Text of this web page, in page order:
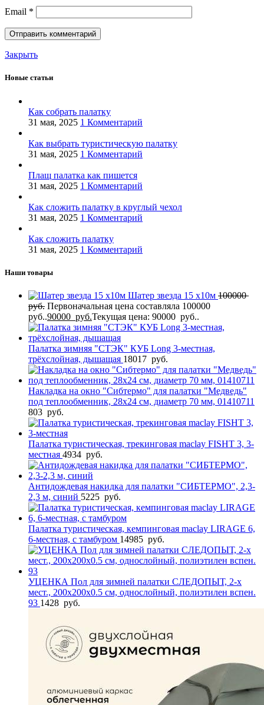
Email *
Закрыть
Новые статьи
Как собрать палатку
31 мая, 2025 1 Комментарий
Как выбрать туристическую палатку
31 мая, 2025 1 Комментарий
Плащ палатка как пишется
31 мая, 2025 1 Комментарий
Как сложить палатку в круглый чехол
31 мая, 2025 1 Комментарий
Как сложить палатку
31 мая, 2025 1 Комментарий
Наши товары
Шатер звезда 15 х10м 100000
руб. Первоначальная цена составляла 100000
руб..90000 руб.Текущая цена: 90000 руб..
Палатка зимняя "СТЭК" КУБ Long 3-местная,
трёхслойная, дышащая 18017 руб.
Накладка на окно "Сибтермо" для палатки "Медведь"
под теплообменник, 28х24 см, диаметр 70 мм, 01410711
803 руб.
Палатка туристическая, трекинговая maclay FISHT 3, 3-
местная 4934 руб.
Антидождевая накидка для палатки "СИБТЕРМО", 2,3-
2,3 м, синий 5225 руб.
Палатка туристическая, кемпинговая maclay LIRAGE 6,
6-местная, с тамбуром 14985 руб.
УЦЕНКА Пол для зимней палатки СЛЕДОПЫТ, 2-х
мест., 200х200х0.5 см, однослойный, полиэтилен вспен.
93 1428 руб.